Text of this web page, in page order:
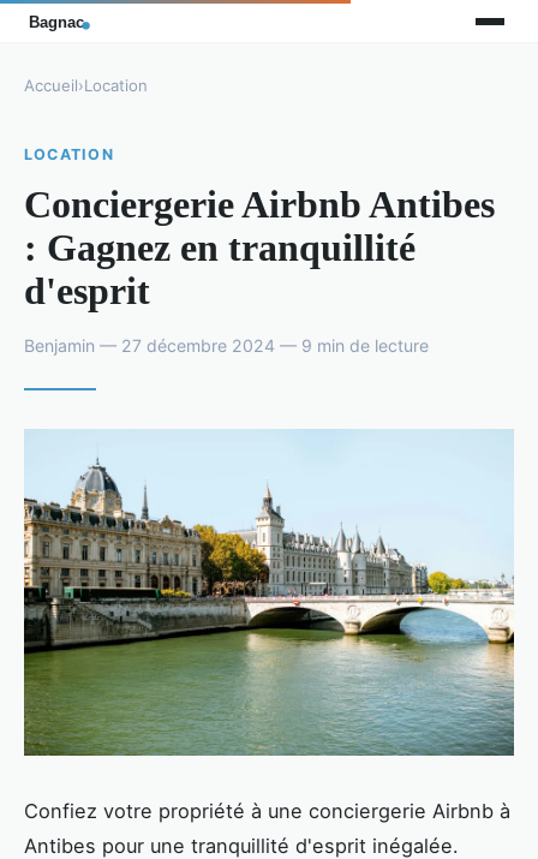
Accueil›Location
LOCATION
Conciergerie Airbnb Antibes
: Gagnez en tranquillité
d'esprit
Benjamin — 27 décembre 2024 — 9 min de lecture
Confiez votre propriété à une conciergerie Airbnb à
Antibes pour une tranquillité d'esprit inégalée.